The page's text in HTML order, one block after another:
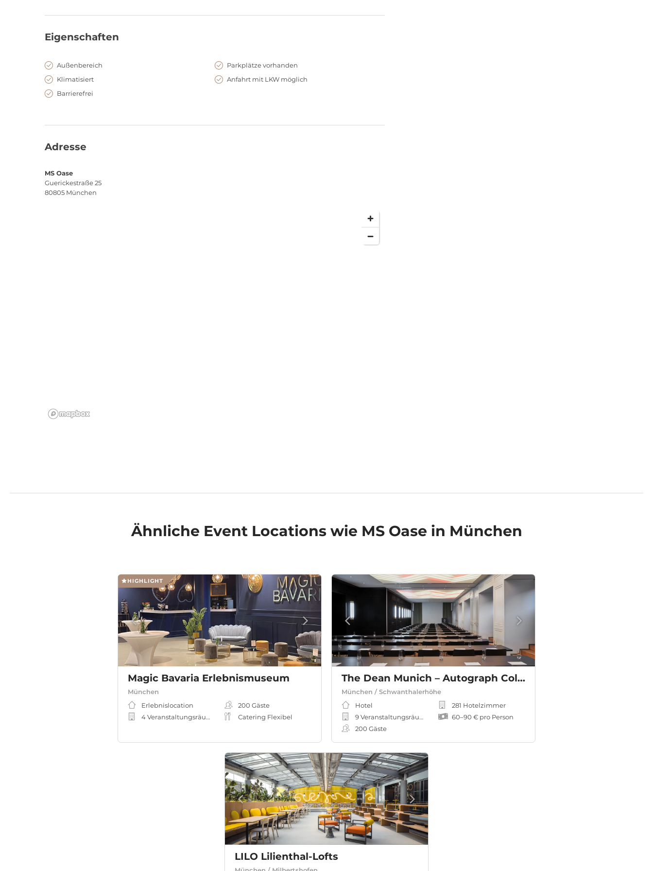
Eigenschaften
Außenbereich
Parkplätze vorhanden
Klimatisiert
Anfahrt mit LKW möglich
Barrierefrei
Adresse
MS Oase
Guerickestraße 25
80805 München
Ähnliche Event Locationswie MS Oase in München
HIGHLIGHT
Magic Bavaria Erlebnismuseum
München
Erlebnislocation
4 Veranstaltungsräume
200 Gäste
Catering Flexibel
The Dean Munich – Autograph Collection
München / Schwanthalerhöhe
Hotel
9 Veranstaltungsräume
200 Gäste
281 Hotelzimmer
60–90 € pro Person
LILO Lilienthal-Lofts